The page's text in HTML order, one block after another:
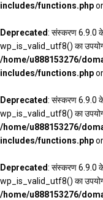
includes/functions.php
Deprecated: संस्करण 6.9.0
wp_is_valid_utf8() का
/home/u888153276/
includes/functions.php
Deprecated: संस्करण 6.9.0
wp_is_valid_utf8() का
/home/u888153276/
includes/functions.php
Deprecated: संस्करण 6.9.0
wp_is_valid_utf8() का
/home/u888153276/